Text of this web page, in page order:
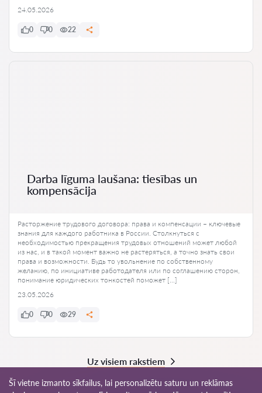
24.05.2026
0 0 22
Darba līguma laušana: tiesības un
kompensācija
Расторжение трудового договора: права и компенсации – ключевые
знания для каждого работника в России. Столкнуться с
необходимостью прекращения трудовых отношений может любой
из нас, и в такой момент важно не растеряться, а точно знать свои
права и возможности. Будь то увольнение по собственному
желанию, по инициативе работодателя или по соглашению сторон,
понимание юридических тонкостей поможет […]
23.05.2026
0 0 29
Uz visiem rakstiem
Šī vietne izmanto sīkfailus, lai personalizētu saturu un reklāmas